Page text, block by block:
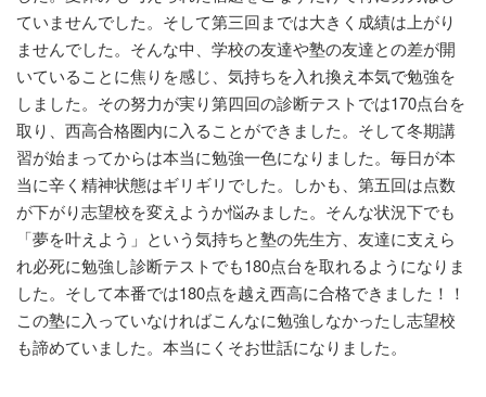
ていませんでした。そして第三回までは大きく成績は上がり
ませんでした。そんな中、学校の友達や塾の友達との差が開
いていることに焦りを感じ、気持ちを入れ換え本気で勉強を
しました。その努力が実り第四回の診断テストでは170点台を
取り、西高合格圏内に入ることができました。そして冬期講
習が始まってからは本当に勉強一色になりました。毎日が本
当に辛く精神状態はギリギリでした。しかも、第五回は点数
が下がり志望校を変えようか悩みました。そんな状況下でも
「夢を叶えよう」という気持ちと塾の先生方、友達に支えら
れ必死に勉強し診断テストでも180点台を取れるようになりま
した。そして本番では180点を越え西高に合格できました！！
この塾に入っていなければこんなに勉強しなかったし志望校
も諦めていました。本当にくそお世話になりました。